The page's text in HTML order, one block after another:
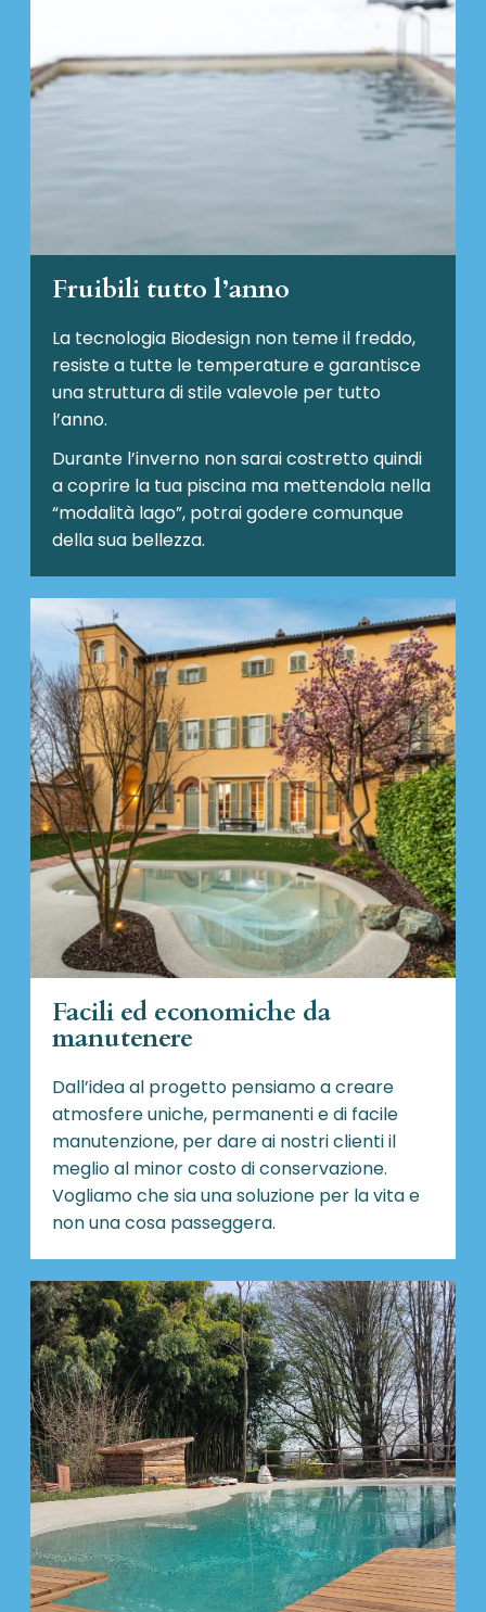
Fruibili tutto l’anno
La tecnologia Biodesign non teme il freddo,
resiste a tutte le temperature e garantisce
una struttura di stile valevole per tutto
l’anno.
Durante l’inverno non sarai costretto quindi
a coprire la tua piscina ma mettendola nella
“modalità lago”, potrai godere comunque
della sua bellezza.
Facili ed economiche da
manutenere
Dall’idea al progetto pensiamo a creare
atmosfere uniche, permanenti e di facile
manutenzione, per dare ai nostri clienti il
meglio al minor costo di conservazione.
Vogliamo che sia una soluzione per la vita e
non una cosa passeggera.